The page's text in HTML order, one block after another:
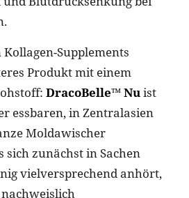
Supplements
Produkt mit einem
DracoBelle™️ Nuist
essbaren, in Zentralasien
Moldawischer
sich zunächst in Sachen
vielversprechend anhört,